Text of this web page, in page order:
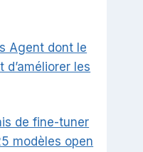
Agent dont le
d’améliorer les
de fine-tuner
modèles open